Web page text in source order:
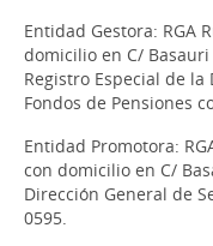
Entidad Gestora: RGA
domicilio en C/
Registro Especial de
Fondos de Pensiones
Entidad Promotora:
con domicilio en C/
Dirección General de
0595.